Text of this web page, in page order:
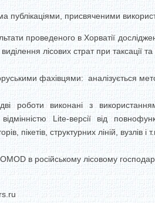
публікаціями, присвяченими
проведеного в Хорватії
лісових страт при таксації та
фахівцями: аналізується
роботи виконані з
Lite-версії від
пікетів, структурних ліній, вузлів і
в російському лісовому